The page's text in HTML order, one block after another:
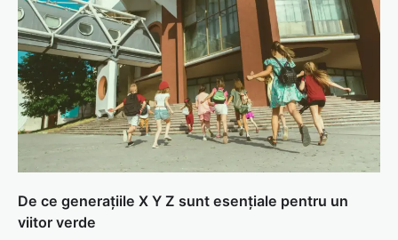
De ce generațiile X Y Z sunt esențiale pentru un
viitor verde